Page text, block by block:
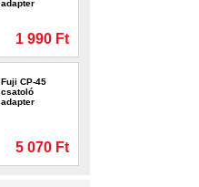
adapter
1 990 Ft
Fuji CP-45
csatoló
adapter
5 070 Ft